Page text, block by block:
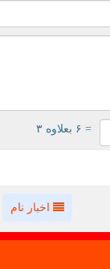
= ۶ بعلاوه ۳
اخبار نام